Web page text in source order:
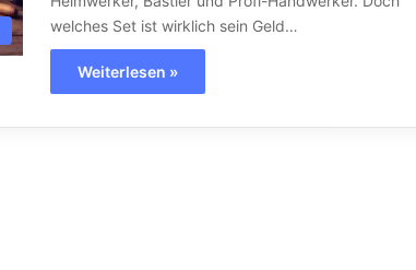
welches Set ist wirklich sein Geld…
Weiterlesen »